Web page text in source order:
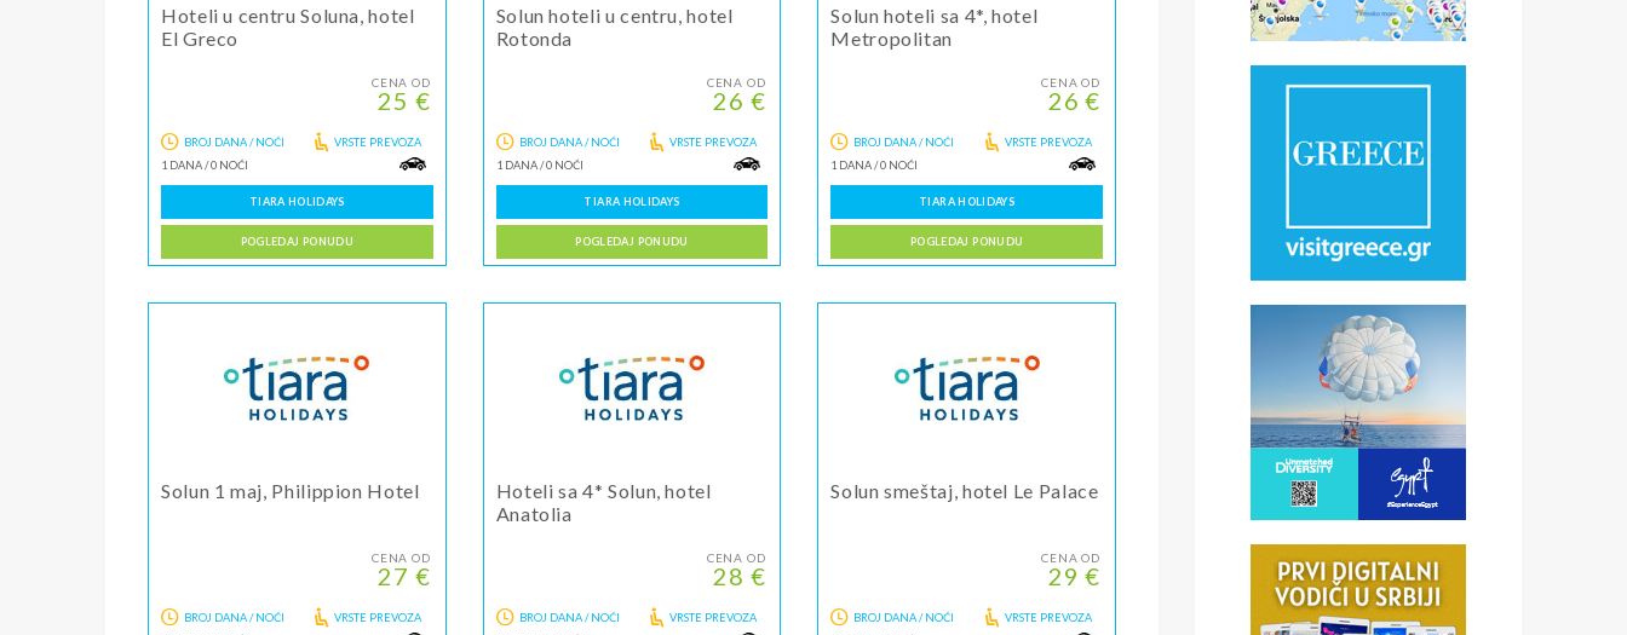
Hoteli u centru Soluna, hotel
El Greco
CENA OD
25 €
BROJ DANA / NOĆI
1 DANA/0 NOĆI
VRSTE PREVOZA
TIARA HOLIDAYS
POGLEDAJ PONUDU
Solun hoteli u centru, hotel
Rotonda
CENA OD
26 €
BROJ DANA / NOĆI
1 DANA/0 NOĆI
VRSTE PREVOZA
TIARA HOLIDAYS
POGLEDAJ PONUDU
Solun hoteli sa 4*, hotel
Metropolitan
CENA OD
26 €
BROJ DANA / NOĆI
1 DANA/0 NOĆI
VRSTE PREVOZA
TIARA HOLIDAYS
POGLEDAJ PONUDU
Solun 1 maj, Philippion Hotel
CENA OD
27 €
BROJ DANA / NOĆI
VRSTE PREVOZA
Hoteli sa 4* Solun, hotel
Anatolia
CENA OD
28 €
BROJ DANA / NOĆI
VRSTE PREVOZA
Solun smeštaj, hotel Le Palace
CENA OD
29 €
BROJ DANA / NOĆI
VRSTE PREVOZA